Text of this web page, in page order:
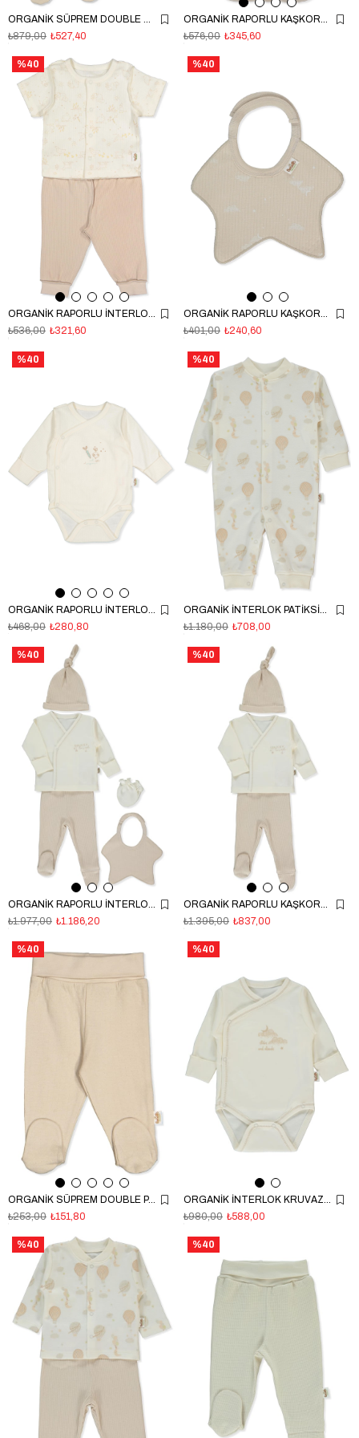
₺527,40
₺879,00
₺345,60
₺576,00
ORGANİK RAPORLU İNTERLOK PATİKSİZ MİNİ PİJAMA (ORGANIC FARM) BEJ
₺321,60
₺536,00
%40
ORGANİK RAPORLU KAŞKORSE ÖNLÜK (ORGANIC BORN WITH LOVE) BEJ
₺240,60
₺401,00
%40
₺280,80
₺468,00
%40
₺708,00
₺1.180,00
%40
ORGANİK RAPORLU İNTERLOK ZIBIN SET 5Lİ (ORGANIC BORN WITH LOVE) BEJ
₺1.186,20
₺1.977,00
%40
ORGANİK RAPORLU KAŞKORSE ZIBIN SET 3LÜ (ORGANIC BORN WITH LOVE) BEJ
₺837,00
₺1.395,00
%40
ORGANİK SÜPREM DOUBLE PATİKLİ PANTOLON (ORGANIC MY MUSHROOM) BEJ
₺151,80
₺253,00
%40
₺588,00
₺980,00
%40
%40 %40